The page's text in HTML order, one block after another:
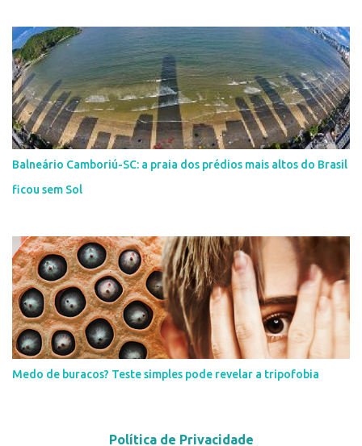
Balneário Camboriú-SC: a praia dos prédios mais altos do Brasil
ficou sem Sol
Medo de buracos? Teste simples pode revelar a tripofobia
Política de Privacidade